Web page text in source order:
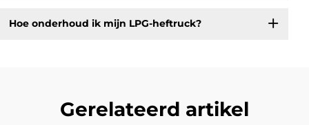
Hoe onderhoud ik mijn LPG-heftruck?
Gerelateerd artikel